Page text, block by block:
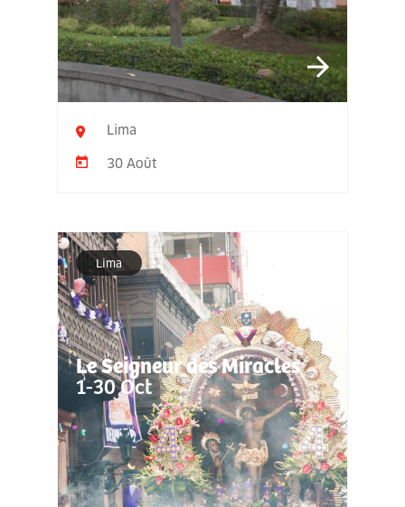
Lima
30 Août
Lima
Le Seigneur des Miracles
1-30 Oct